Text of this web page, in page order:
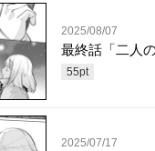
2025/08/07
最終話「二人
55pt
2025/07/17